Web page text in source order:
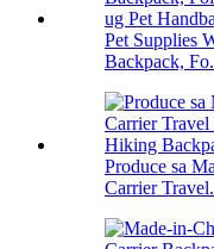
Pet Supplies
Backpack,
Produce sa
Carrier